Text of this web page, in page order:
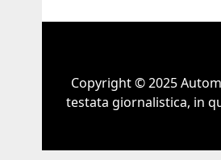
Copyright © 2025
testata giornalistica, in